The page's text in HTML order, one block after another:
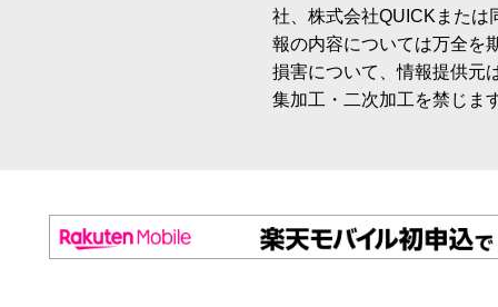
社、株式会社QUICKまたは
報の内容については万全を
損害について、情報提供元
集加工・二次加工を禁じま